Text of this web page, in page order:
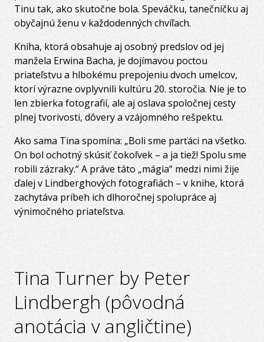
Tinu tak, ako skutočne bola. Speváčku, tanečníčku aj
obyčajnú ženu v každodenných chvíľach.
Kniha, ktorá obsahuje aj osobný predslov od jej
manžela Erwina Bacha, je dojímavou poctou
priateľstvu a hlbokému prepojeniu dvoch umelcov,
ktorí výrazne ovplyvnili kultúru 20. storočia. Nie je to
len zbierka fotografií, ale aj oslava spoločnej cesty
plnej tvorivosti, dôvery a vzájomného rešpektu.
Ako sama Tina spomína: „Boli sme parťáci na všetko.
On bol ochotný skúsiť čokoľvek – a ja tiež! Spolu sme
robili zázraky.“ A práve táto „mágia“ medzi nimi žije
ďalej v Lindberghových fotografiách – v knihe, ktorá
zachytáva príbeh ich dlhoročnej spolupráce aj
výnimočného priateľstva.
Tina Turner by Peter
Lindbergh (pôvodná
anotácia v angličtine)